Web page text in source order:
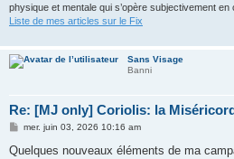
physique et mentale qui s’opère subjectivement
Liste de mes articles sur le Fix
Sans Visage
Banni
Re: [MJ only] Coriolis: la
M
s
mer. juin 03, 2026 10:16 am
Quelques nouveaux éléments de ma